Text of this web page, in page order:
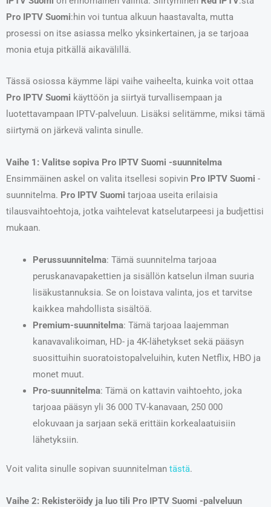
Pro IPTV Suomi:hin voi tuntua alkuun haastavalta, mutta
prosessi on itse asiassa melko yksinkertainen, ja se tarjoaa
monia etuja pitkällä aikavälillä.
Tässä osiossa käymme läpi vaihe vaiheelta, kuinka voit ottaa
Pro IPTV Suomi käyttöön ja siirtyä turvallisempaan ja
luotettavampaan IPTV-palveluun. Lisäksi selitämme, miksi tämä
siirtymä on järkevä valinta sinulle.
Vaihe 1: Valitse sopiva Pro IPTV Suomi -suunnitelma
Ensimmäinen askel on valita itsellesi sopivin Pro IPTV Suomi -
suunnitelma. Pro IPTV Suomi tarjoaa useita erilaisia
tilausvaihtoehtoja, jotka vaihtelevat katselutarpeesi ja budjettisi
mukaan.
Perussuunnitelma: Tämä suunnitelma tarjoaa
peruskanavapakettien ja sisällön katselun ilman suuria
lisäkustannuksia. Se on loistava valinta, jos et tarvitse
kaikkea mahdollista sisältöä.
Premium-suunnitelma: Tämä tarjoaa laajemman
kanavavalikoiman, HD- ja 4K-lähetykset sekä pääsyn
suosittuihin suoratoistopalveluihin, kuten Netflix, HBO ja
monet muut.
Pro-suunnitelma: Tämä on kattavin vaihtoehto, joka
tarjoaa pääsyn yli 36 000 TV-kanavaan, 250 000
elokuvaan ja sarjaan sekä erittäin korkealaatuisiin
lähetyksiin.
Voit valita sinulle sopivan suunnitelman tästä.
Vaihe 2: Rekisteröidy ja luo tili Pro IPTV Suomi -palveluun